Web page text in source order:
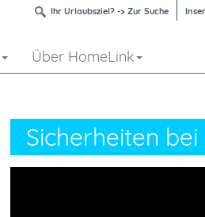
Ihr Urlaubsziel? -> Zur Suche
Über HomeLink
Sicherheiten